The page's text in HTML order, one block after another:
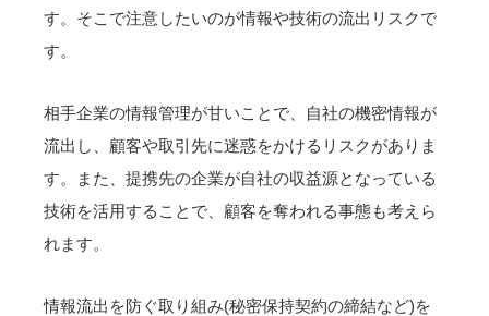
す。そこで注意したいのが情報や技術の流出リスクで
す。
相手企業の情報管理が甘いことで、自社の機密情報が
流出し、顧客や取引先に迷惑をかけるリスクがありま
す。また、提携先の企業が自社の収益源となっている
技術を活用することで、顧客を奪われる事態も考えら
れます。
情報流出を防ぐ取り組み(秘密保持契約の締結など)を